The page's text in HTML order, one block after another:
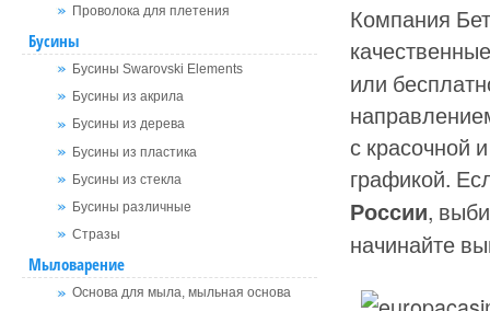
Проволока для плетения
Бусины
Бусины Swarovski Elements
Бусины из акрила
Бусины из дерева
Бусины из пластика
Бусины из стекла
Бусины различные
Стразы
Мыловарение
Основа для мыла, мыльная основа
Компания
или
с красочной
графикой.
России,
начинайте